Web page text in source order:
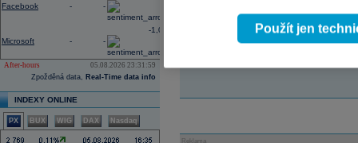
Facebook - -
Microsoft - -
-1,09
After-hours
05.08.2026 23:31:59
Zpožděná data, Real-Time data info
INDEXY ONLINE
PX BUX WIG DAX Nasdaq
Reklama
Použít jen